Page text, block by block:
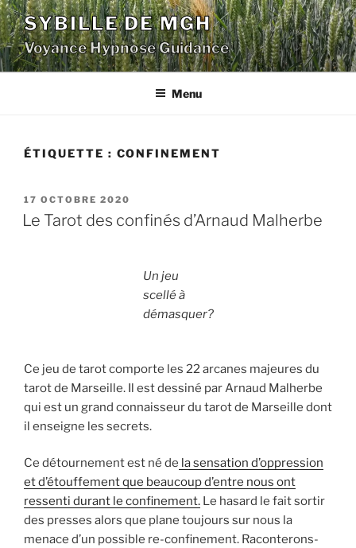
Aller
au
contenu
principal
SYBILLE DE MGH
Voyance Hypnose Guidance
Menu
ÉTIQUETTE : CONFINEMENT
PUBLIÉ
LE
17 OCTOBRE 2020
Le Tarot des confinés d’Arnaud Malherbe
Un jeu
scellé à
démasquer?
Ce jeu de tarot comporte les 22 arcanes majeures du
tarot de Marseille. Il est dessiné par Arnaud Malherbe
qui est un grand connaisseur du tarot de Marseille dont
il enseigne les secrets.
Ce détournement est né de la sensation d’oppression
et d’étouffement que beaucoup d’entre nous ont
ressenti durant le confinement. Le hasard le fait sortir
des presses alors que plane toujours sur nous la
menace d’un possible re-confinement. Raconterons-